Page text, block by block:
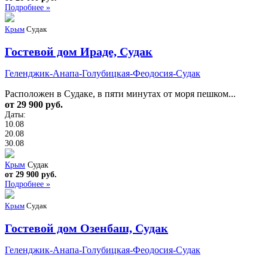
Подробнее »
Крым Судак
Гостевой дом Ираде, Судак
Геленджик-Анапа-Голубицкая-Феодосия-Судак
Расположен в Судаке, в пяти минутах от моря пешком...
от 29 900 руб.
Даты:
10.08
20.08
30.08
Крым Судак
от 29 900 руб.
Подробнее »
Крым Судак
Гостевой дом Озенбаш, Судак
Геленджик-Анапа-Голубицкая-Феодосия-Судак